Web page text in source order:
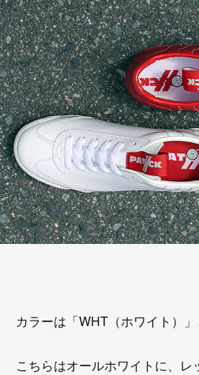
カラーは「WHT（ホワイト）」
こちらはオールホワイトに、